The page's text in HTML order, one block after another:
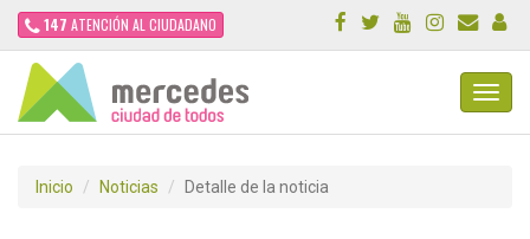
147 ATENCIÓN AL CIUDADANO
Inicio Noticias Detalle de la noticia